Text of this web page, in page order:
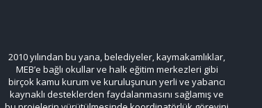
2010 yılından bu yana, belediyeler, kaymakamlıklar,
MEB’e bağlı okullar ve halk eğitim merkezleri gibi
birçok kamu kurum ve kuruluşunun yerli ve yabancı
kaynaklı desteklerden faydalanmasını sağlamış ve